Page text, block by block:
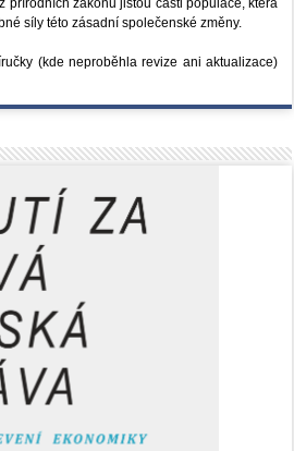
přírodních zákonů jistou části populace, která
síly této zásadní společenské změny.
(kde neproběhla revize ani aktualizace)